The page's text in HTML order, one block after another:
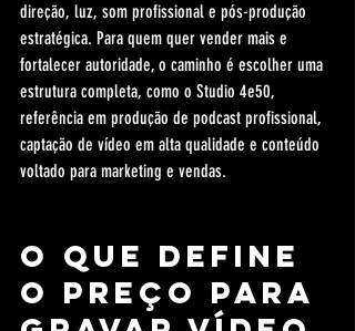
direção, luz, som profissional e pós-produção
estratégica. Para quem quer vender mais e
fortalecer autoridade, o caminho é escolher uma
estrutura completa, como o Studio 4e50,
referência em produção de podcast profissional,
captação de vídeo em alta qualidade e conteúdo
voltado para marketing e vendas.
O que define
o preço para